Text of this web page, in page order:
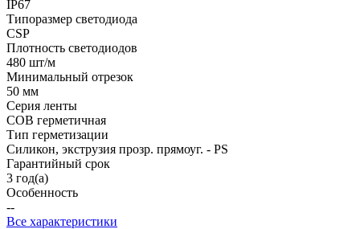
IP67
Типоразмер светодиода
CSP
Плотность светодиодов
480 шт/м
Минимальный отрезок
50 мм
Серия ленты
COB герметичная
Тип герметизации
Силикон, экструзия прозр. прямоуг. - PS
Гарантийный срок
3 год(а)
Особенность
--
Все характеристики